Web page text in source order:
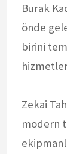
Burak
önde
birini
Zekai
modern